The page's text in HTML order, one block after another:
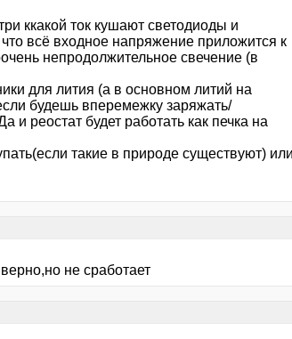
ккакой ток кушают светодиоды и
всё входное напряжение приложится к
непродолжительное свечение (в
для лития (а в основном литий на
будешь вперемежку заряжать/
реостат будет работать как печка на
такие в природе существуют) или
не сработает